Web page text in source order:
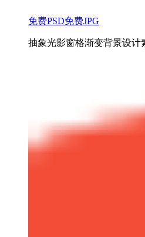
免费PSD免费JPG
抽象光影窗格渐变背景设计